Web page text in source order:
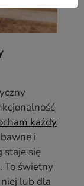
każdy
i
staje się
To świetny
lub dla